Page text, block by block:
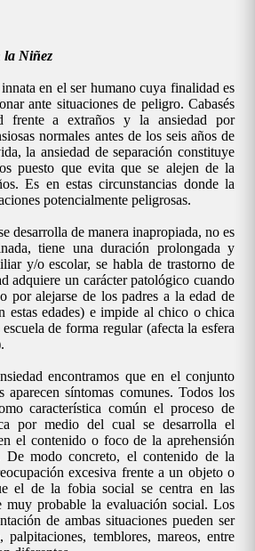
la Niñez
en el ser humano cuya finalidad es
ante situaciones de peligro. Cabasés
frente a extraños y la ansiedad por
normales antes de los seis años de
la ansiedad de separación constituye
puesto que evita que se alejen de la
Es en estas circunstancias donde la
potencialmente peligrosas.
desarrolla de manera inapropiada, no es
tiene una duración prolongada y
y/o escolar, se habla de trastorno de
adquiere un carácter patológico cuando
por alejarse de los padres a la edad de
estas edades) e impide al chico o chica
de forma regular (afecta la esfera
encontramos que en el conjunto
síntomas comunes. Todos los
característica común el proceso de
por medio del cual se desarrolla el
el contenido o foco de la aprehensión
modo concreto, el contenido de la
excesiva frente a un objeto o
el de la fobia social se centra en las
muy probable la evaluación social. Los
de ambas situaciones pueden ser
temblores, mareos, entre